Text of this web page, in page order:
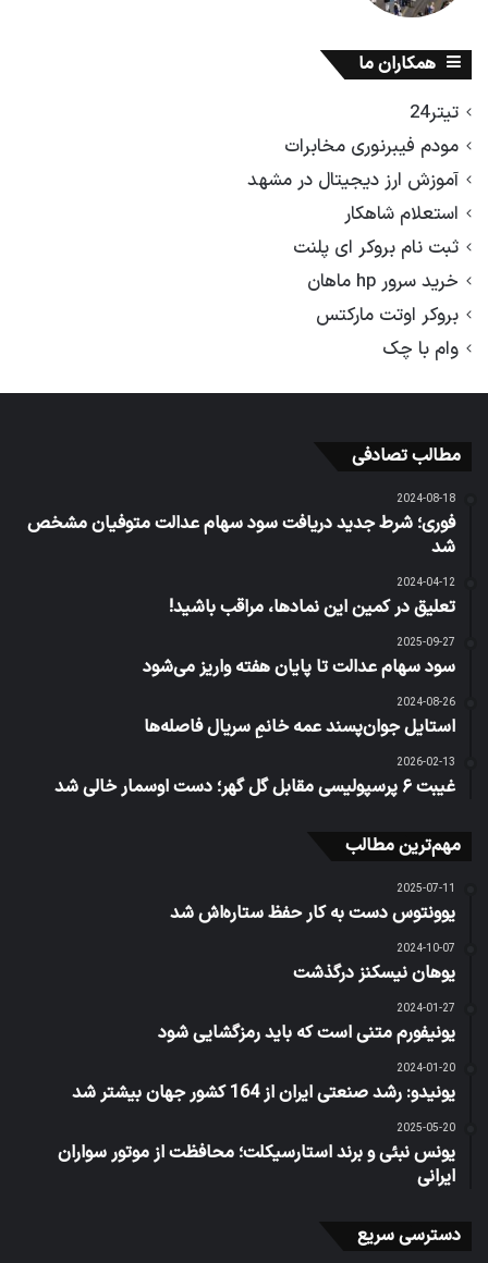
همکاران ما
تیتر24
مودم فیبرنوری مخابرات
آموزش ارز دیجیتال در مشهد
استعلام شاهکار
ثبت نام بروکر ای پلنت
خرید سرور hp ماهان
بروکر اوتت مارکتس
وام با چک
مطالب تصادفی
2024-08-18
فوری؛ شرط جدید دریافت سود سهام عدالت متوفیان مشخص
شد
2024-04-12
تعلیق در کمین این نمادها، مراقب باشید!
2025-09-27
سود سهام عدالت تا پایان هفته واریز می‌شود
2024-08-26
استایل جوان‌پسند عمه خانمِ سریال فاصله‌ها
2026-02-13
غیبت ۶ پرسپولیسی مقابل گل گهر؛ دست اوسمار خالی شد
مهم‌ترین مطالب
2025-07-11
یوونتوس دست به کار حفظ ستاره‌اش شد
2024-10-07
یوهان نیسکنز درگذشت
2024-01-27
یونیفورم متنی است که باید رمزگشایی شود
2024-01-20
یونیدو: رشد صنعتی ایران از 164 کشور جهان بیشتر شد
2025-05-20
یونس نبئی و برند استارسیکلت؛ محافظت از موتور سواران
ایرانی
دسترسی سریع